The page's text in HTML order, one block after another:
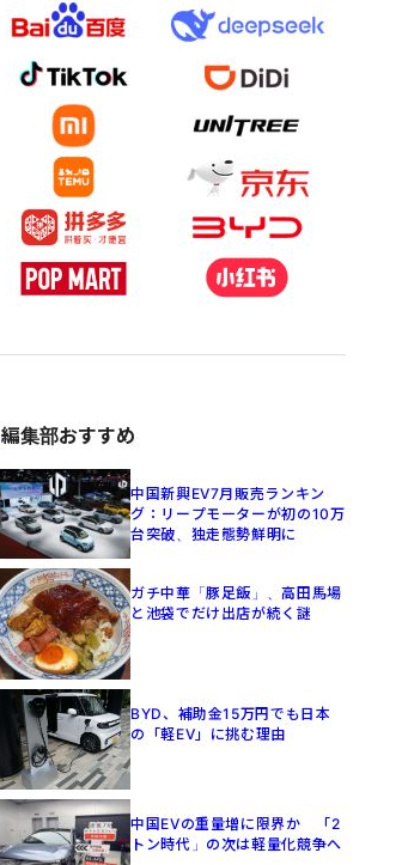
編集部おすすめ
中国新興EV7月販売ランキン
グ：リープモーターが初の10万
台突破、独走態勢鮮明に
ガチ中華「豚足飯」、高田馬場
と池袋でだけ出店が続く謎
BYD、補助金15万円でも日本
の「軽EV」に挑む理由
中国EVの重量増に限界か 「2
トン時代」の次は軽量化競争へ